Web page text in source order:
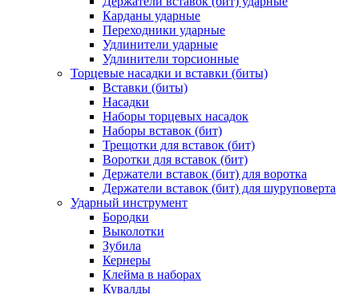
Карданы ударные
Переходники ударные
Удлинители ударные
Удлинители торсионные
Торцевые насадки и вставки (биты)
Вставки (биты)
Насадки
Наборы торцевых насадок
Наборы вставок (бит)
Трещотки для вставок (бит)
Воротки для вставок (бит)
Держатели вставок (бит) для воротка
Держатели вставок (бит) для шуруповерта
Ударный инструмент
Бородки
Выколотки
Зубила
Кернеры
Клейма в наборах
Кувалды